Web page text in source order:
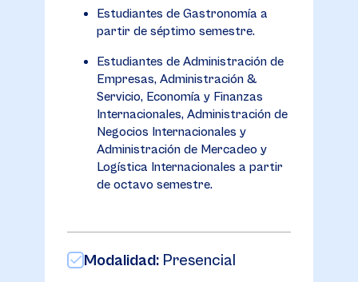
Estudiantes de Gastronomía a
partir de séptimo semestre.
Estudiantes de Administración de
Empresas, Administración &
Servicio, Economía y Finanzas
Internacionales, Administración de
Negocios Internacionales y
Administración de Mercadeo y
Logística Internacionales a partir
de octavo semestre.
Modalidad: Presencial